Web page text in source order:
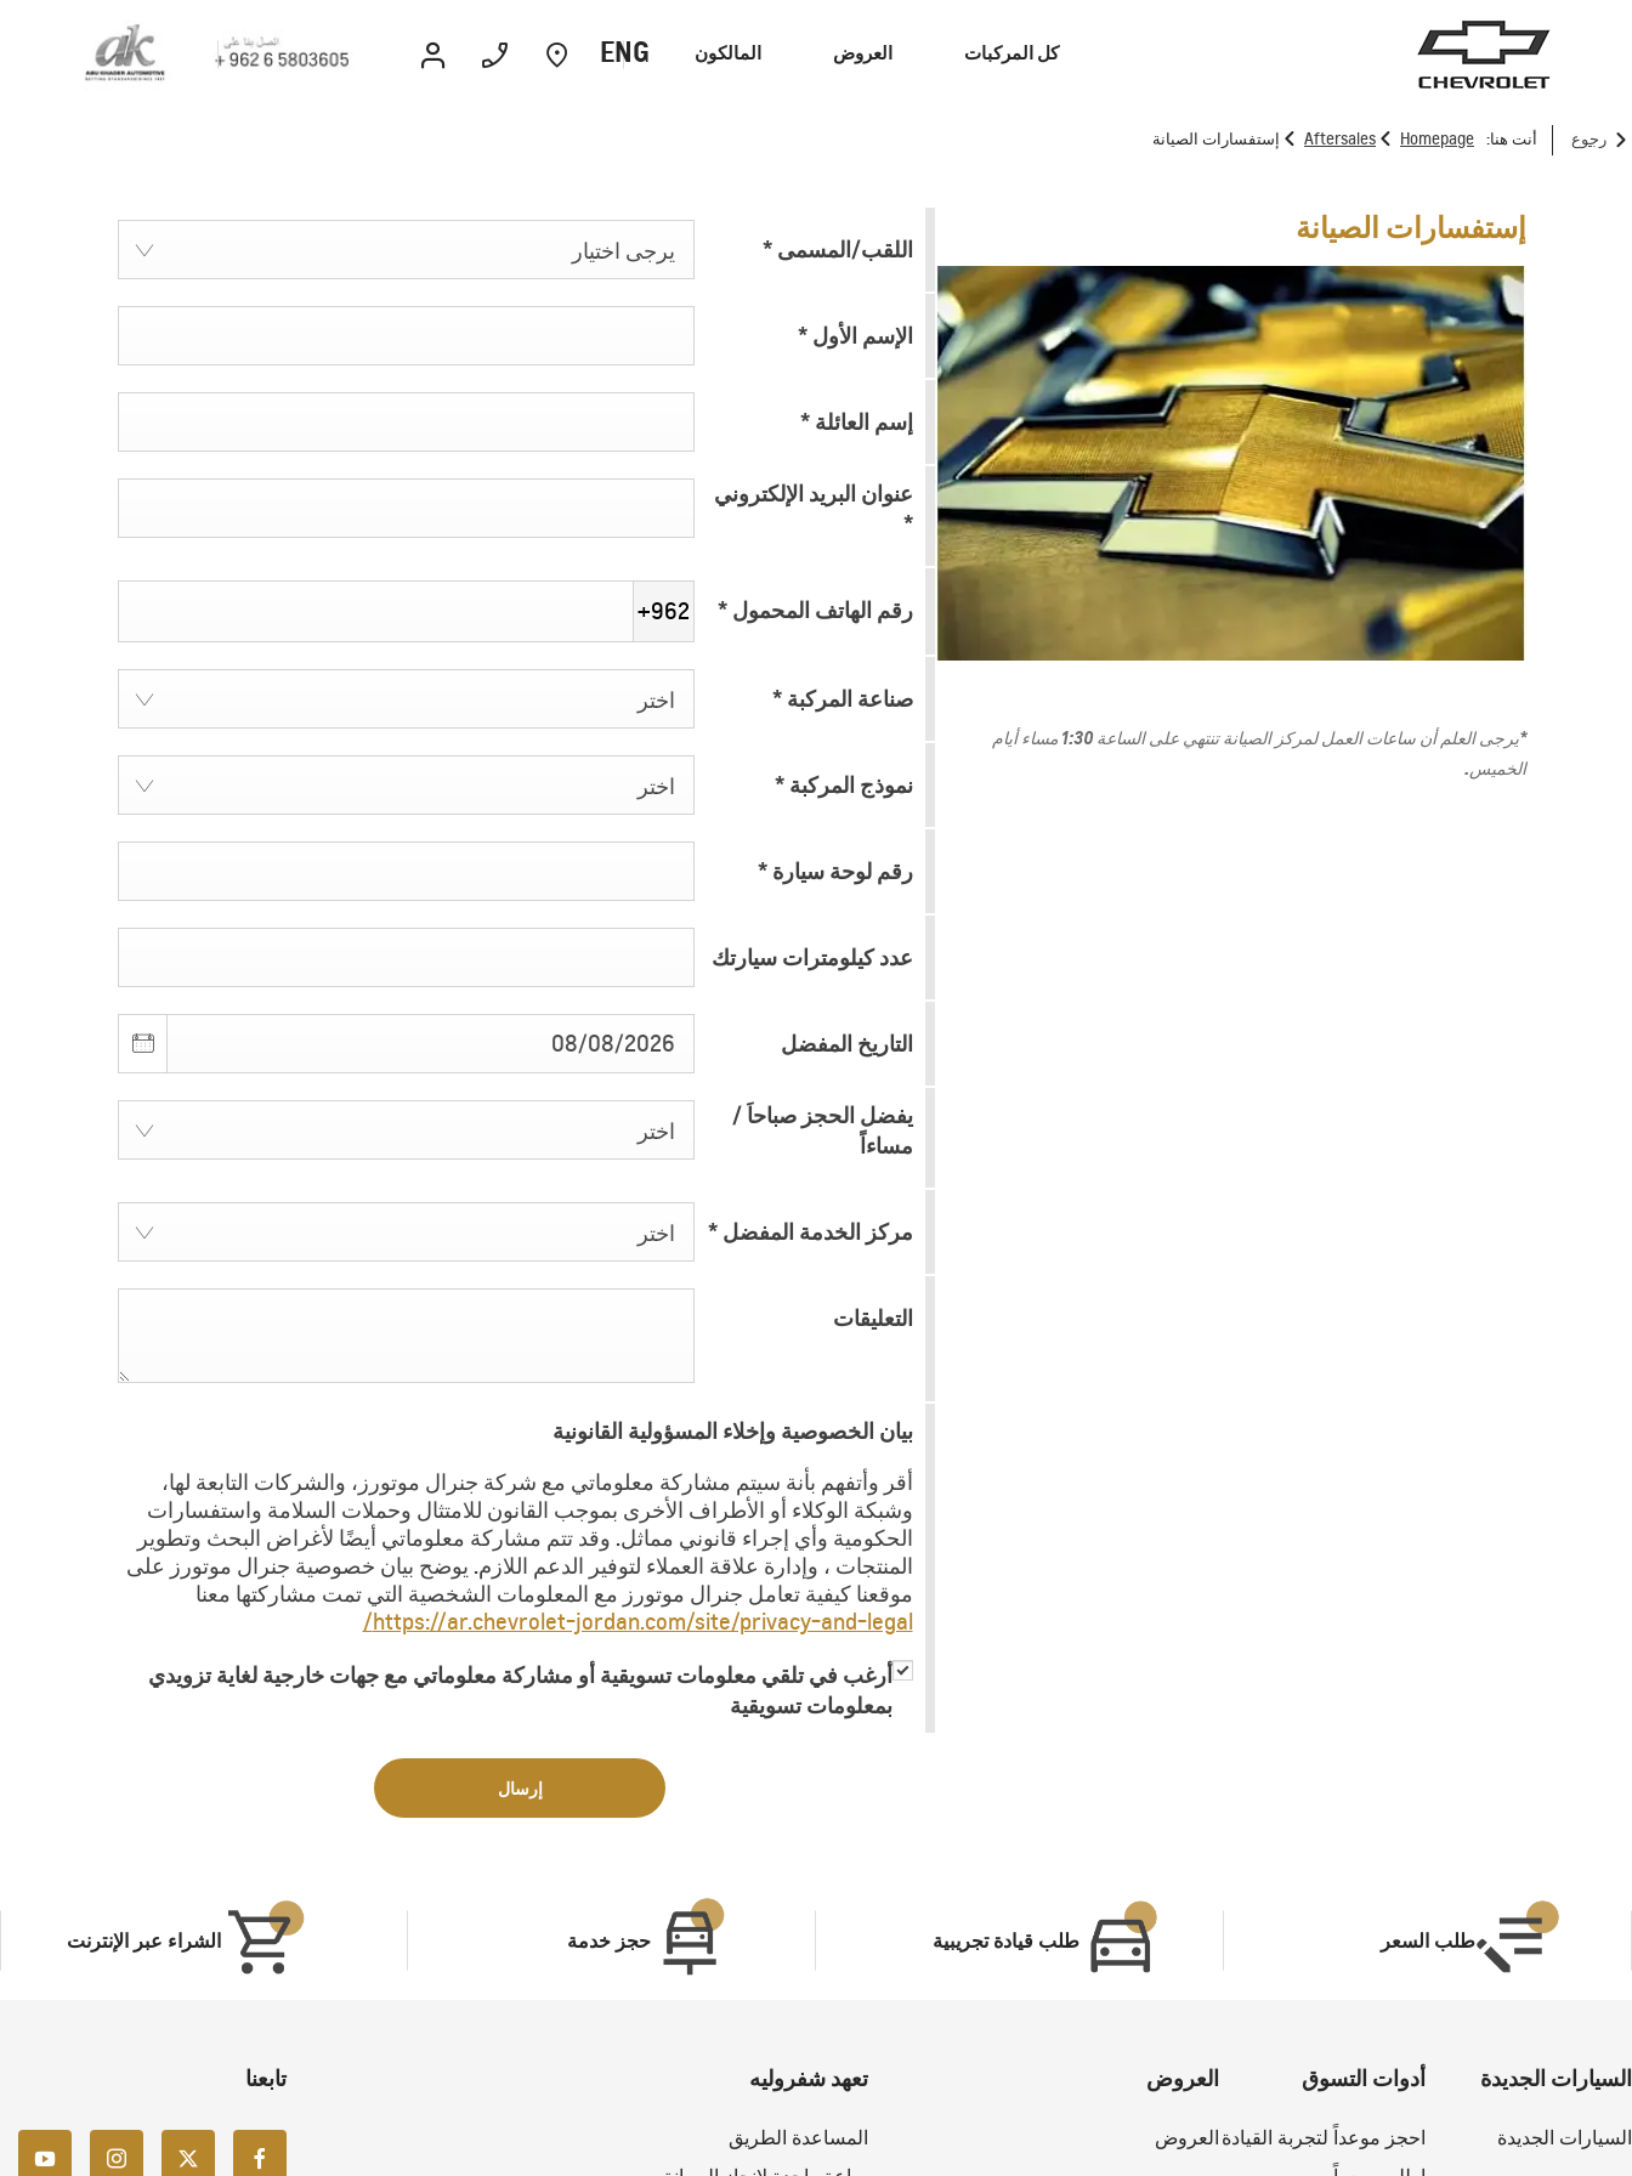
ENG كل المركبات العروض المالكون
ترافرس 2025
إبتداء من 62,950 د.أ.‏
كابتيفا 2026
إبتداء من 23,950 د.أ.‏
تاهو 2026
جرووف 2026
EXPERIENCE CHEVROLET TITLE
رجوع أنت هنا: Homepage
>
Aftersales
> إستفسارات الصيانة
إستفسارات الصيانة
*يرجى العلم أن ساعات العمل لمركز الصيانة تنتهي على الساعة 1:30 مساء أيام
الخميس.
اللقب/المسمى* يرجى اختيار
الإسم الأول*
إسم العائلة*
عنوان البريد الإلكتروني
*
رقم الهاتف المحمول*
+962
صناعة المركبة* اختر
نموذج المركبة* اختر
رقم لوحة سيارة*
عدد كيلومترات سيارتك
التاريخ المفضل
يفضل الحجز صباحاَ /
مساءاً
اختر
مركز الخدمة المفضل* اختر
التعليقات
بيان الخصوصية وإخلاء المسؤولية القانونية
أقر وأتفهم بأنة سيتم مشاركة معلوماتي مع شركة جنرال موتورز، والشركات التابعة لها،
وشبكة الوكلاء أو الأطراف الأخرى بموجب القانون للامتثال وحملات السلامة واستفسارات
الحكومية وأي إجراء قانوني مماثل. وقد تتم مشاركة معلوماتي أيضًا لأغراض البحث وتطوير
المنتجات ، وإدارة علاقة العملاء لتوفير الدعم اللازم. يوضح بيان خصوصية جنرال موتورز على
موقعنا كيفية تعامل جنرال موتورز مع المعلومات الشخصية التي تمت مشاركتها معنا
https://ar.chevrolet-jordan.com/site/privacy-and-legal/
أرغب في تلقي معلومات تسويقية أو مشاركة معلوماتي مع جهات خارجية لغاية تزويدي
بمعلومات تسويقية
إرسال
طلب السعر طلب قيادة تجريبية حجز خدمة الشراء عبر الإنترنت
السيارات الجديدة
السيارات الجديدة
أدوات التسوق
احجز موعداً لتجربة القيادة
العروض
العروض
تعهد شفروليه
المساعدة الطريق
تابعنا